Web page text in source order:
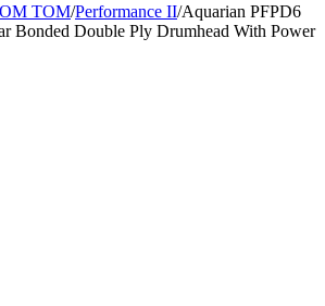
TOM/Performance II/Aquarian PFPD6
Bonded Double Ply Drumhead With Power